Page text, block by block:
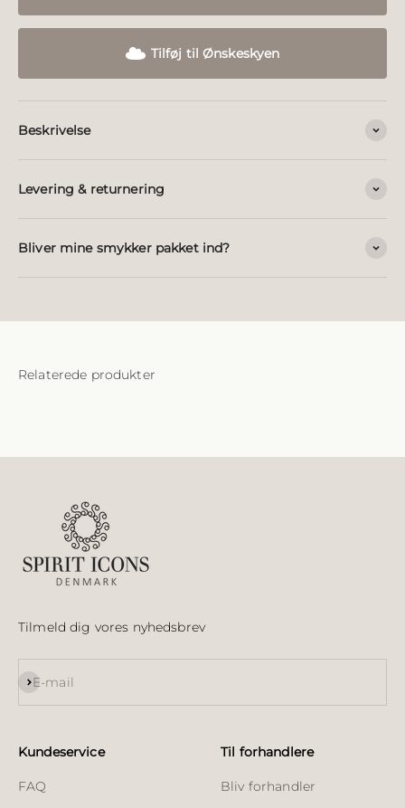
Tilføj til Ønskeskyen
Beskrivelse
Levering & returnering
Bliver mine smykker pakket ind?
Tilmeld dig vores nyhedsbrev
E-mail
Abonnér
Kundeservice
FAQ
Til forhandlere
Bliv forhandler